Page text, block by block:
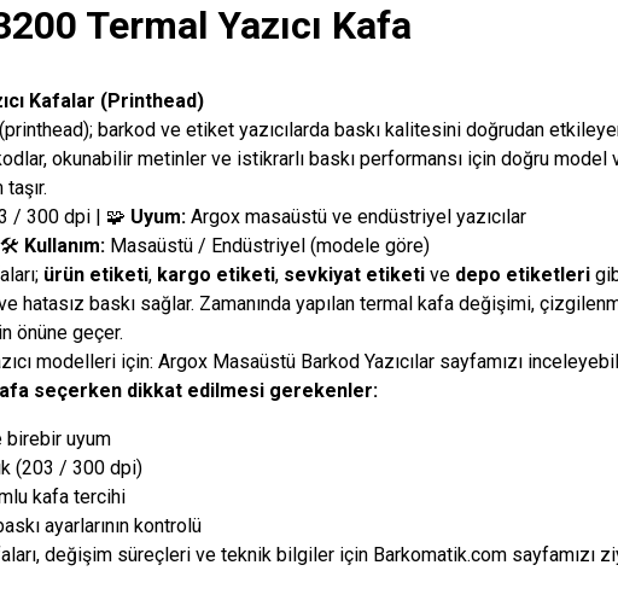
Termal Yazıcı Kafa
Kafalar (Printhead)
(printhead); barkod ve etiket yazıcılarda baskı kalitesini doğrudan
okunabilir metinler ve istikrarlı baskı performansı için doğru model
/ 300 dpi | 🧩 Uyum:Argox masaüstü ve endüstriyel yazıcılar
🛠️ Kullanım:Masaüstü / Endüstriyel (modele göre)
ürün etiketi, kargo etiketi, sevkiyat etiketive depo etiketleri
hatasız baskı sağlar. Zamanında yapılan termal kafa değişimi,
önüne geçer.
modelleri için: Argox Masaüstü Barkod Yazıcılarsayfamızı
seçerken dikkat edilmesi gerekenler:
birebir uyum
(203 / 300 dpi)
kafa tercihi
ayarlarının kontrolü
değişim süreçleri ve teknik bilgiler için Barkomatik.comsayfamızı